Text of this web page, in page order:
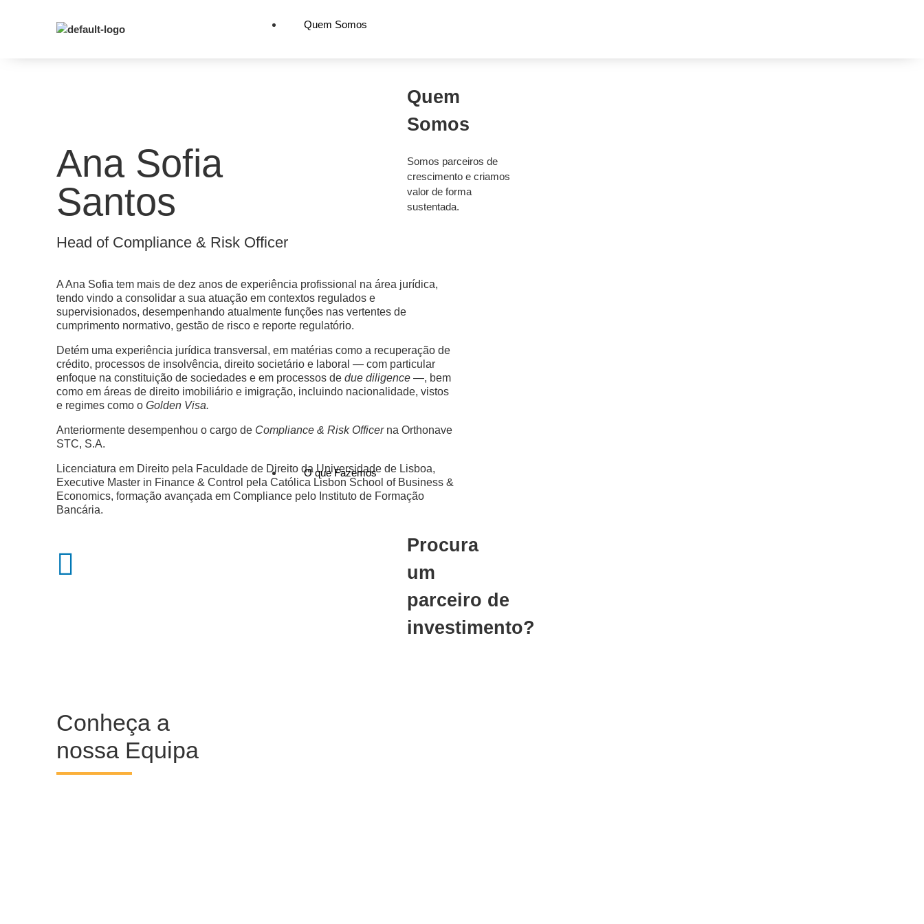
Quem Somos
Quem
Somos
Somos parceiros de
crescimento e criamos
valor de forma
sustentada.
O que Fazemos
Procura
um
parceiro de
investimento?
Ana Sofia
Santos
Head of Compliance & Risk Officer
A Ana Sofia tem mais de dez anos de experiência profissional na área jurídica,
tendo vindo a consolidar a sua atuação em contextos regulados e
supervisionados, desempenhando atualmente funções nas vertentes de
cumprimento normativo, gestão de risco e reporte regulatório.
Detém uma experiência jurídica transversal, em matérias como a recuperação de
crédito, processos de insolvência, direito societário e laboral — com particular
enfoque na constituição de sociedades e em processos de due diligence —, bem
como em áreas de direito imobiliário e imigração, incluindo nacionalidade, vistos
e regimes como o Golden Visa.
Anteriormente desempenhou o cargo de Compliance & Risk Officerna Orthonave
STC, S.A.
Licenciatura em Direito pela Faculdade de Direito da Universidade de Lisboa,
Executive Master in Finance & Control pela Católica Lisbon School of Business &
Economics, formação avançada em Compliance pelo Instituto de Formação
Bancária.
Conheça a
nossa Equipa